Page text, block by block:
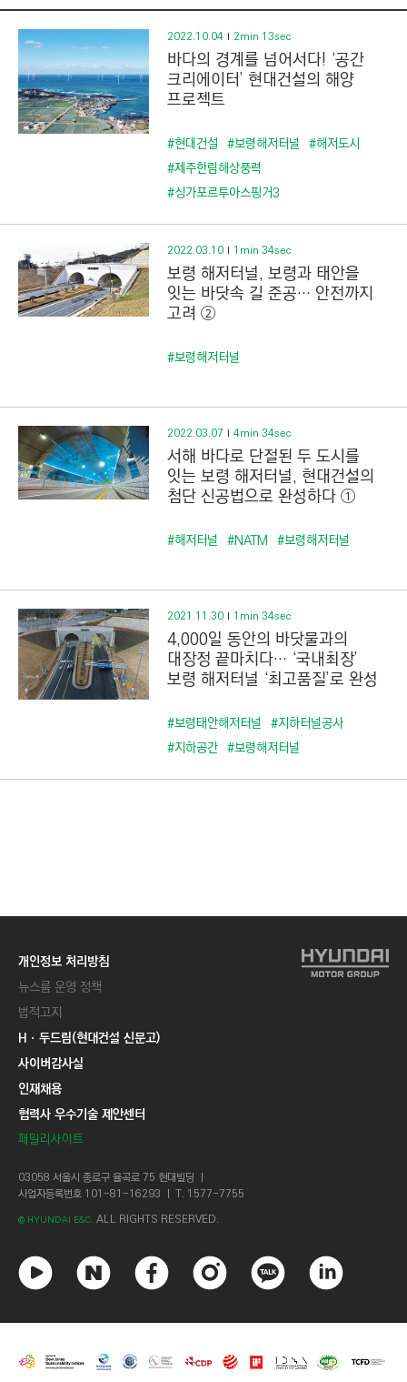
O
N
S
T
R
U
N
)
2022.10.04 2min 13sec
바다의 경계를 넘어서다! ‘공간
크리에이터’ 현대건설의 해양
프로젝트
#현대건설 #보령해저터널 #해저도시
#제주한림해상풍력
#싱가포르투아스핑거3
2022.03.10 1min 34sec
보령 해저터널, 보령과 태안을
잇는 바닷속 길 준공··· 안전까지
고려 ②
#보령해저터널
2022.03.07 4min 34sec
서해 바다로 단절된 두 도시를
잇는 보령 해저터널, 현대건설의
첨단 신공법으로 완성하다 ①
#해저터널 #NATM #보령해저터널
2021.11.30 1min 34sec
4,000일 동안의 바닷물과의
대장정 끝마치다··· ‘국내최장’
보령 해저터널 ‘최고품질’로 완성
#보령태안해저터널 #지하터널공사
#지하공간 #보령해저터널
개인정보 처리방침
뉴스룸 운영 정책
법적고지
Hㆍ두드림(현대건설 신문고)
사이버감사실
인재채용
협력사 우수기술 제안센터
패밀리사이트
03058 서울시 종로구 율곡로 75 현대빌딩 ㅣ
사업자등록번호 101-81-16293 ㅣ T. 1577-7755
© HYUNDAI E&C. ALL RIGHTS RESERVED.
튜
브
이
이
스
북
스
타
그
카
오
톡
크
드
인